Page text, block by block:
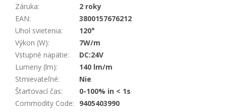
Záruka:
2 roky
EAN:
3800157676212
Uhol svietenia:
120°
Výkon (W):
7W/m
Vstupné napätie:
DC:24V
Lumeny (lm):
140 lm/m
Stmievateľné:
Nie
Štartovací čas:
0-100% in < 1s
Commodity Code:
9405403990